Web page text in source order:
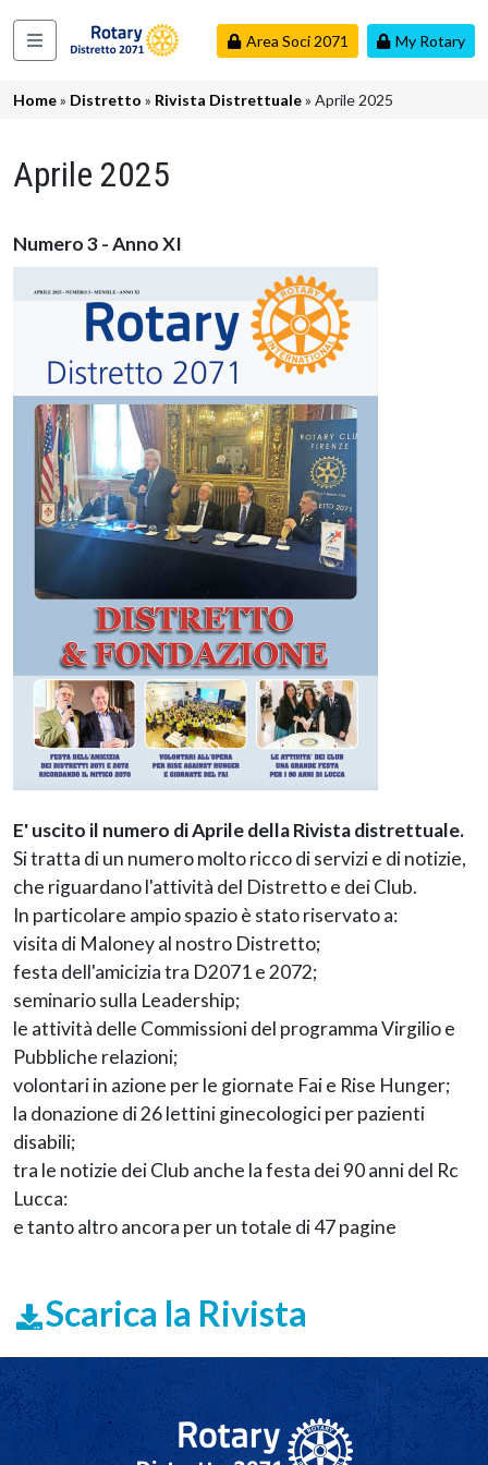
Area Soci 2071 My Rotary
Navigazione principale
Briciole di pane
Home Distretto Rivista Distrettuale Aprile 2025
Aprile 2025
Numero 3 - Anno XI
E' uscito il numero di Aprile della Rivista distrettuale.
Si tratta di un numero molto ricco di servizi e di notizie,
che riguardano l'attività del Distretto e dei Club.
In particolare ampio spazio è stato riservato a:
visita di Maloney al nostro Distretto;
festa dell'amicizia tra D2071 e 2072;
seminario sulla Leadership;
le attività delle Commissioni del programma Virgilio e
Pubbliche relazioni;
volontari in azione per le giornate Fai e Rise Hunger;
la donazione di 26 lettini ginecologici per pazienti
disabili;
tra le notizie dei Club anche la festa dei 90 anni del Rc
Lucca:
e tanto altro ancora per un totale di 47 pagine
Scarica la Rivista
Navigazione principale